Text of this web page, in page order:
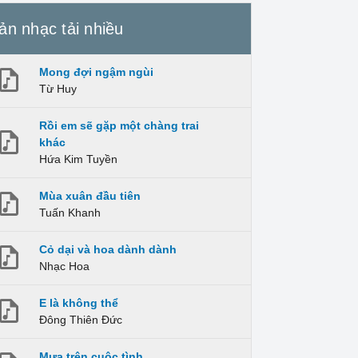
nhạc tải nhiều
Mong đợi ngậm ngùi
Từ Huy
Rồi em sẽ gặp một chàng trai
khác
Hứa Kim Tuyền
Mùa xuân đầu tiên
Tuấn Khanh
Cỏ dại và hoa dành dành
Nhạc Hoa
E là không thể
Đông Thiên Đức